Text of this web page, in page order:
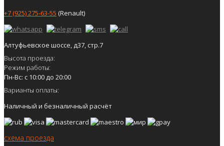
+7 (925) 275-63-55 (Renault)
Алтуфьевское шоссе, д37, стр.7
Высота проезда:
Режим работы:
Пн-Вс: с 10:00 до 20:00
Варианты оплаты:
Наличный и безналичный расчёт
схема проезда